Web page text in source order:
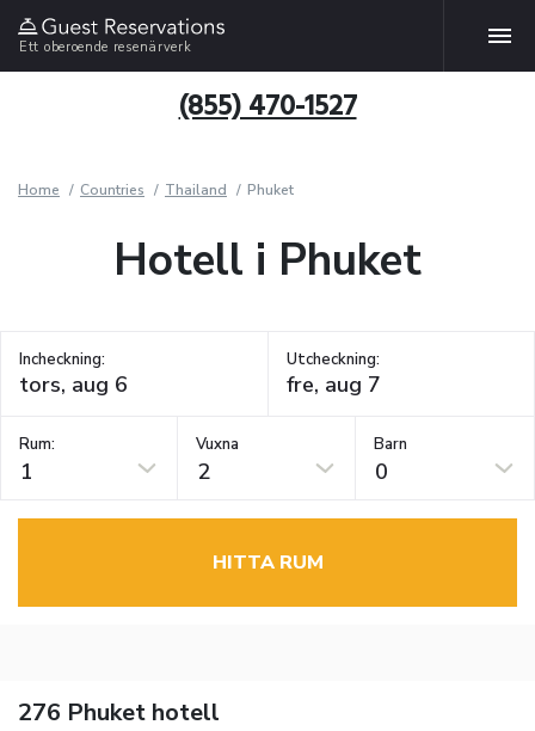
Ett oberoende resenärverk
(855) 470-1527
Home Countries Thailand Phuket
Hotell i Phuket
Incheckning: Utcheckning:
Rum:
1
Vuxna
2
Barn
0
HITTA RUM
276 Phuket hotell